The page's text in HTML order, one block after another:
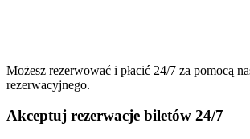
Możesz rezerwować i płacić 24/7 za pomocą
rezerwacyjnego.
Akceptuj rezerwacje biletów 24/7